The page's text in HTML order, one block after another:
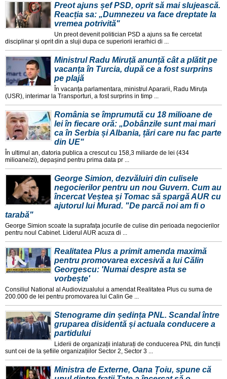
Preot ajuns șef PSD, oprit să mai slujească.
Reacția sa: „Dumnezeu va face dreptate la
vremea potrivită"
Un preot devenit politician PSD a ajuns sa fie cercetat
disciplinar și oprit din a sluji dupa ce superiorii ierarhici di ...
Ministrul Radu Miruță anunță cât a plătit pe
vacanța în Turcia, după ce a fost surprins
pe plajă
În vacanța parlamentara, ministrul Apararii, Radu Miruța
(USR), interimar la Transporturi, a fost surprins in timp ...
România se împrumută cu 18 milioane de
lei în fiecare oră: „Dobânzile sunt mai mari
ca în Serbia și Albania, țări care nu fac parte
din UE"
În ultimul an, datoria publica a crescut cu 158,3 miliarde de lei (434
milioane/zi), depașind pentru prima data pr ...
George Simion, dezvăluiri din culisele
negocierilor pentru un nou Guvern. Cum au
încercat Veștea și Tomac să spargă AUR cu
ajutorul lui Murad. "De parcă noi am fi o
tarabă"
George Simion scoate la suprafața jocurile de culise din perioada negocierilor
pentru noul Cabinet. Liderul AUR acuza di ...
Realitatea Plus a primit amenda maximă
pentru promovarea excesivă a lui Călin
Georgescu: 'Numai despre asta se
vorbește'
Consiliul National al Audiovizualului a amendat Realitatea Plus cu suma de
200.000 de lei pentru promovarea lui Calin Ge ...
Stenograme din ședința PNL. Scandal între
gruparea disidentă și actuala conducere a
partidului
Liderii de organizații inlaturați de conducerea PNL din funcții
sunt cei de la șefiile organizațiilor Sector 2, Sector 3 ...
Ministra de Externe, Oana Țoiu, spune că